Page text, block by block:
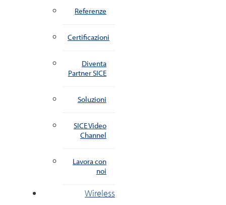
Referenze
Certificazioni
Diventa
Partner SICE
Soluzioni
SICE Video
Channel
Lavora con
noi
Wireless